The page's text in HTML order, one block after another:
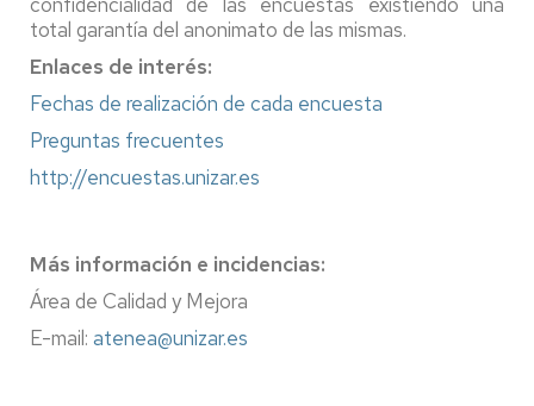
confidencialidad de las encuestas existiendo una
total garantía del anonimato de las mismas.
Enlaces de interés:
Fechas de realización de cada encuesta
Preguntas frecuentes
http://encuestas.unizar.es
Más información e incidencias:
Área de Calidad y Mejora
E-mail: atenea@unizar.es